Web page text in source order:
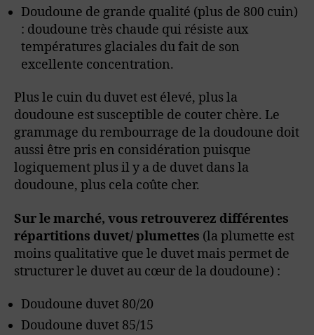
Doudoune de grande qualité (plus de 800 cuin)
: doudoune très chaude qui résiste aux
températures glaciales du fait de son
excellente concentration.
Plus le cuin du duvet est élevé, plus la
doudoune est susceptible de couter chère. Le
grammage du rembourrage de la doudoune doit
aussi être pris en considération puisque
logiquement plus il y a de duvet dans la
doudoune, plus cela coûte cher.
Sur le marché, vous retrouverez différentes
répartitions duvet/ plumettes (la plumette est
moins qualitative que le duvet mais permet de
structurer le duvet au cœur de la doudoune) :
Doudoune duvet 80/20
Doudoune duvet 85/15